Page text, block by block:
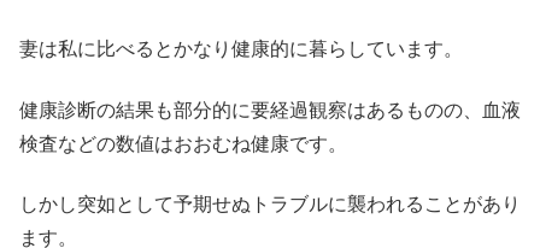
妻は私に比べるとかなり健康的に暮らしています。
健康診断の結果も部分的に要経過観察はあるものの、血液
検査などの数値はおおむね健康です。
しかし突如として予期せぬトラブルに襲われることがあり
ます。